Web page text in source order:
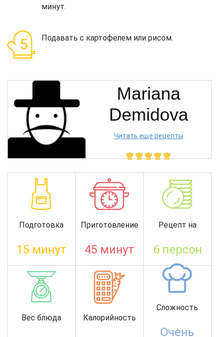
минут.
Подавать с картофелем или рисом.
Mariana
Demidova
Читать еще рецепты
Подготовка
15 минут
Приготовление
45 минут
Рецепт на
6 персон
Вес блюда Калорийность
Сложность
Очень